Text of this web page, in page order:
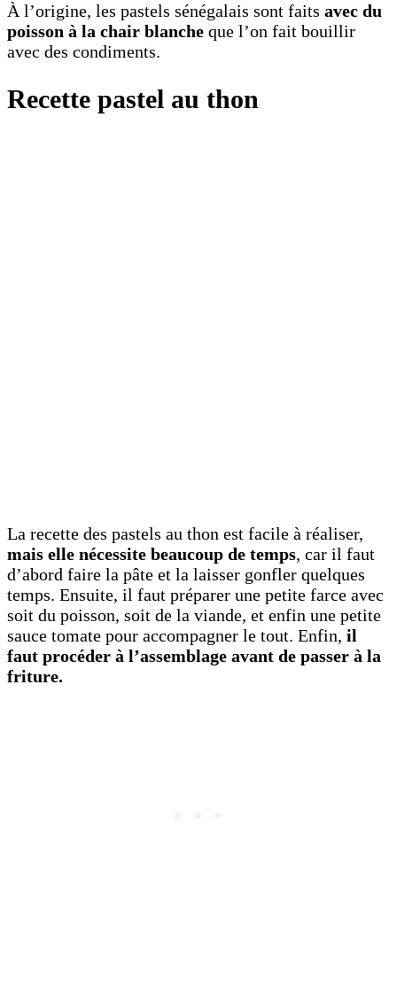
À l’origine, les pastels sénégalais sont faits avec du
poisson à la chair blanche que l’on fait bouillir
avec des condiments.
Recette pastel au thon
La recette des pastels au thon est facile à réaliser,
mais elle nécessite beaucoup de temps, car il faut
d’abord faire la pâte et la laisser gonfler quelques
temps. Ensuite, il faut préparer une petite farce avec
soit du poisson, soit de la viande, et enfin une petite
sauce tomate pour accompagner le tout. Enfin, il
faut procéder à l’assemblage avant de passer à la
friture.